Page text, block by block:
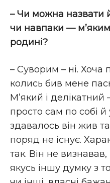
– Чи можна назвати
чи навпаки — м’яким
родині?
– Суворим – ні. Хоча
колись бив мене
М’який і делікатний
просто сам по собі й
здавалось він жив
поряд не існує.
так. Він не
якусь іншу думку з